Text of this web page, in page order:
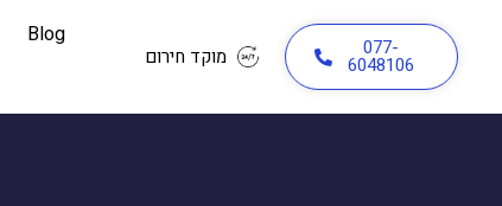
Blog
מוקד חירום 077-
6048106